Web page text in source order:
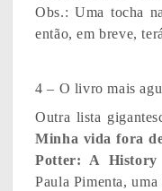
Obs.: Uma tocha
então, em breve,
4 – O livro mais
Outra lista
Minha vida fora
Potter: A
Paula Pimenta,